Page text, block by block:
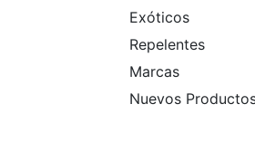
Exóticos
Repelentes
Marcas
Nuevos